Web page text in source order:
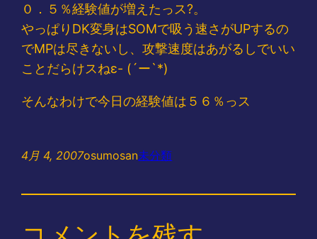
０．５％経験値が増えたっス?。
やっぱりDK変身はSOMで吸う速さがUPするの
でMPは尽きないし、攻撃速度はあがるしでいい
ことだらけスねε- (´ー`*)
そんなわけで今日の経験値は５６％っス
4月 4, 2007osumosan未分類